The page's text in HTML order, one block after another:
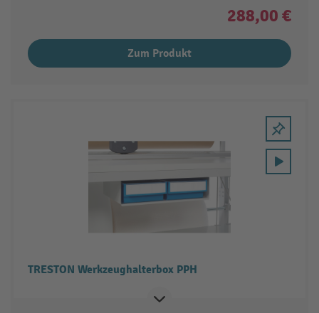
288,00 €
Zum Produkt
TRESTON Werkzeughalterbox PPH